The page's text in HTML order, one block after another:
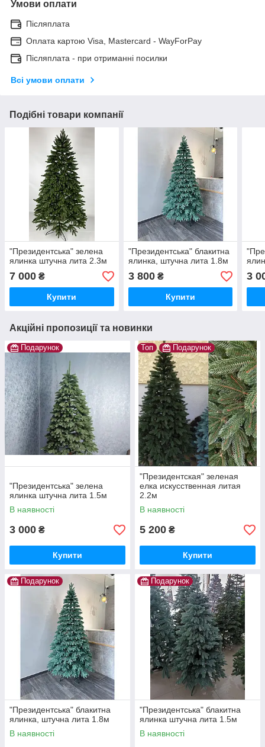
Умови оплати
Післяплата
Оплата картою Visa, Mastercard - WayForPay
Післяплата - при отриманні посилки
Всі умови оплати
Подібні товари компанії
"Президентська" зелена
ялинка штучна лита 2.3м
7 000 ₴
Купити
"Президентська" блакитна
ялинка, штучна лита 1.8м
3 800₴
Купити
3
Акційні пропозиції та новинки
Подарунок
"Президентська" зелена
ялинка штучна лита 1.5м
В наявності
3 000 ₴
Купити
Топ Подарунок
"Президентская" зеленая
елка искусственная литая
2.2м
В наявності
5 200 ₴
Купити
Подарунок
"Президентська" блакитна
ялинка, штучна лита 1.8м
В наявності
Подарунок
"Президентська" блакитна
ялинка штучна лита 1.5м
В наявності